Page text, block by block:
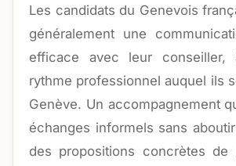
Les candidats du Genevois
généralement une
efficace avec leur conseiller,
rythme professionnel auquel ils
Genève. Un accompagnement
échanges informels sans
des propositions concrètes de